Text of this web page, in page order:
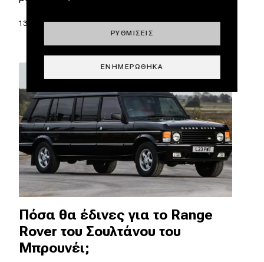
13.12.2023|Σπύρος Ντόκος
Πόσα θα έδινες για το Range
Rover του Σουλτάνου του
Μπρουνέι;
ΡΥΘΜΊΣΕΙΣ
ΕΝΗΜΕΡΏΘΗΚΑ